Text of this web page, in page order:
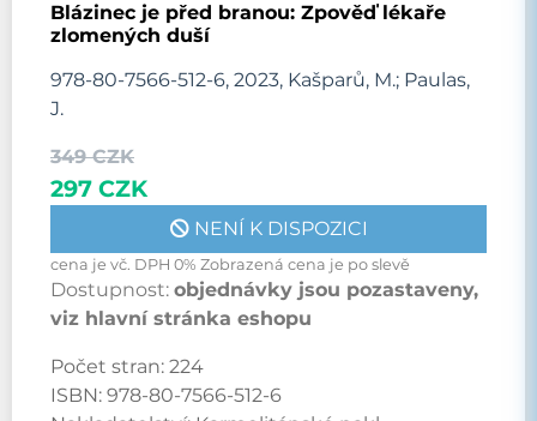
Blázinec je před branou: Zpověď lékaře
zlomených duší
978-80-7566-512-6, 2023, Kašparů, M.; Paulas,
J.
349 CZK
297 CZK
NENÍ K DISPOZICI
cena je vč. DPH 0% Zobrazená cena je po slevě
Dostupnost: objednávky jsou pozastaveny,
viz hlavní stránka eshopu
Počet stran: 224
ISBN: 978-80-7566-512-6